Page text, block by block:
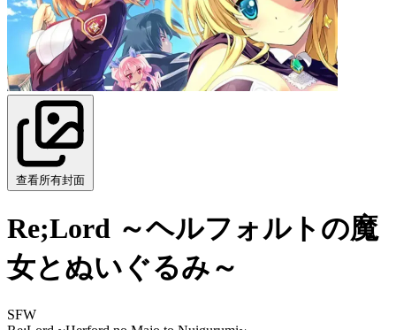
查看所有封面
Re;Lord ～ヘルフォルトの魔
女とぬいぐるみ～
SFW